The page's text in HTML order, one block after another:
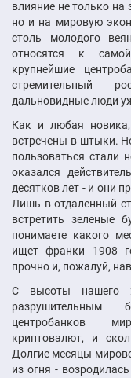
влияние не только на
но и на мировую
столь молодого
относятся к
крупнейшие
стремительный
дальновидные люди
Как и любая
встречены в штыки.
пользоваться стали
оказался
десятков лет - и они
Лишь в отдаленный
встретить зеленые
понимаете какого
ищет франки 1908
прочно и, пожалуй,
С высоты нашего
разрушительным
центробанков
криптовалют, и
Долгие месяцы
из огня -